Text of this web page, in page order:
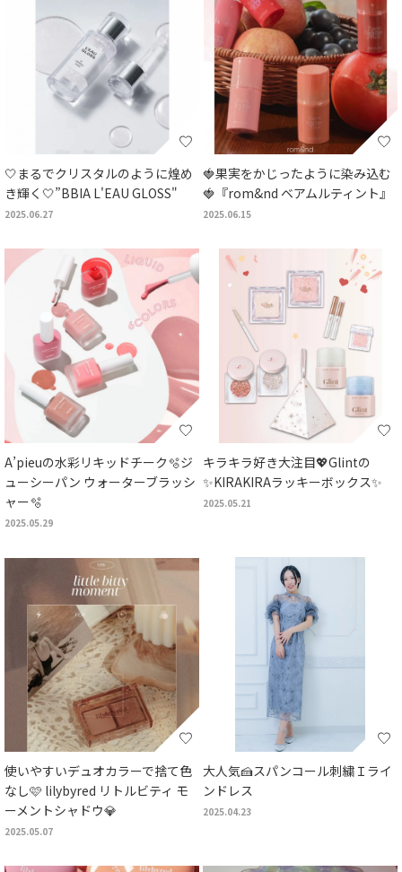
🤍まるでクリスタルのように煌め
き輝く🤍”BBIA L'EAU GLOSS"
2025.06.27
🍓果実をかじったように染み込む
🍓『rom&nd ベアムルティント』
2025.06.15
A’pieuの水彩リキッドチーク🫧ジ
ューシーパン ウォーターブラッシ
ャー🫧
2025.05.29
キラキラ好き大注目💖Glintの
✨KIRAKIRAラッキーボックス✨
2025.05.21
使いやすいデュオカラーで捨て色
なし🩷 lilybyred リトルビティ モ
ーメントシャドウ💎
2025.05.07
大人気🍰スパンコール刺繍Ｉライ
ンドレス
2025.04.23